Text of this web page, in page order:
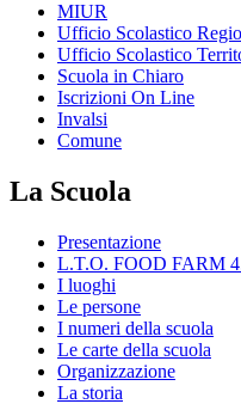
MIUR
Ufficio Scolastico
Ufficio Scolastico
Scuola in Chiaro
Iscrizioni On Line
Invalsi
Comune
La Scuola
Presentazione
L.T.O. FOOD FARM
I luoghi
Le persone
I numeri della scuola
Le carte della scuola
Organizzazione
La storia